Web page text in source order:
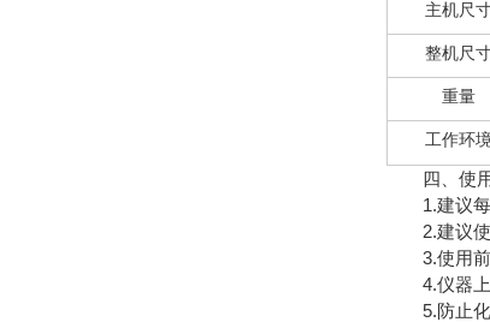
主机尺
整机尺
重量
工作环
四、使用
1.建议每
2.建议使
3.使用前
4.仪器上
5.防止化